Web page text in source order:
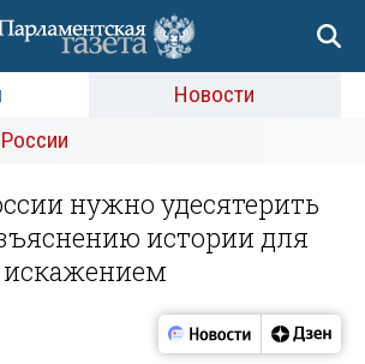
Новости
нужно удесятерить
истории для
искажением